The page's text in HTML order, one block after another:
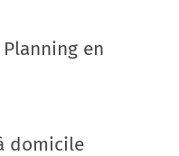
en
domicile